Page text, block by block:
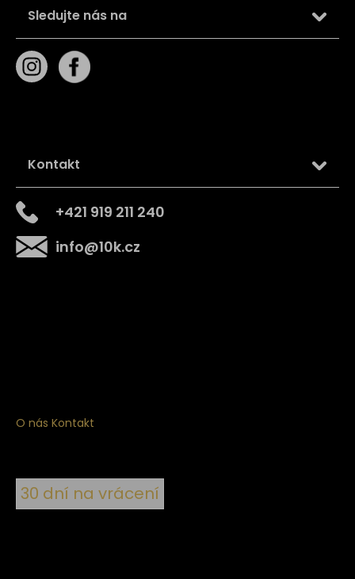
Sledujte nás na
Kontakt
info@10k.cz
+421 919 211 240
O nás Kontakt
30 dní na vrácení